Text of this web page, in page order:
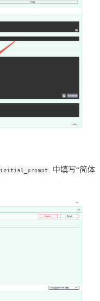
initial_prompt
中填写“简体